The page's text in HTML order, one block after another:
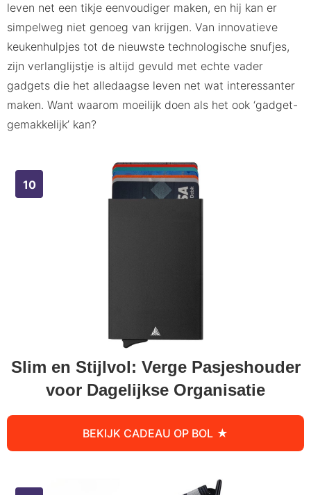
leven net een tikje eenvoudiger maken, en hij kan er
simpelweg niet genoeg van krijgen. Van innovatieve
keukenhulpjes tot de nieuwste technologische snufjes,
zijn verlanglijstje is altijd gevuld met echte vader
gadgets die het alledaagse leven net wat interessanter
maken. Want waarom moeilijk doen als het ook ‘gadget-
gemakkelijk’ kan?
Slim en Stijlvol: Verge Pasjeshouder
voor Dagelijkse Organisatie
BEKIJK CADEAU OP BOL